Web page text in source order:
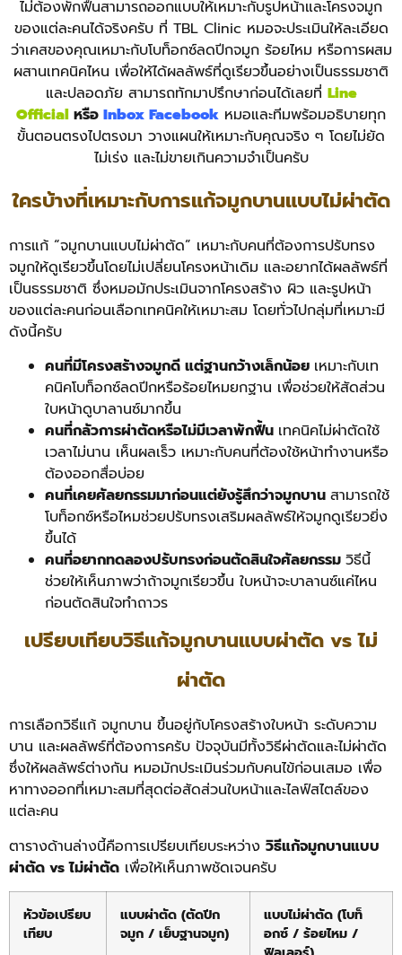
ไม่ต้องพักฟื้นสามารถออกแบบให้เหมาะกับรูปหน้าและโครงจมูก
ของแต่ละคนได้จริงครับ ที่ TBL Clinic หมอจะประเมินให้ละเอียด
ว่าเคสของคุณเหมาะกับโบท็อกซ์ลดปีกจมูก ร้อยไหม หรือการผสม
ผสานเทคนิคไหน เพื่อให้ได้ผลลัพธ์ที่ดูเรียวขึ้นอย่างเป็นธรรมชาติ
และปลอดภัย สามารถทักมาปรึกษาก่อนได้เลยที่ Line
Official หรือ Inbox Facebook หมอและทีมพร้อมอธิบายทุก
ขั้นตอนตรงไปตรงมา วางแผนให้เหมาะกับคุณจริง ๆ โดยไม่ยัด
ไม่เร่ง และไม่ขายเกินความจำเป็นครับ
ใครบ้างที่เหมาะกับการแก้จมูกบานแบบไม่ผ่าตัด
การแก้ “จมูกบานแบบไม่ผ่าตัด” เหมาะกับคนที่ต้องการปรับทรง
จมูกให้ดูเรียวขึ้นโดยไม่เปลี่ยนโครงหน้าเดิม และอยากได้ผลลัพธ์ที่
เป็นธรรมชาติ ซึ่งหมอมักประเมินจากโครงสร้าง ผิว และรูปหน้า
ของแต่ละคนก่อนเลือกเทคนิคให้เหมาะสม โดยทั่วไปกลุ่มที่เหมาะมี
ดังนี้ครับ
คนที่มีโครงสร้างจมูกดี แต่ฐานกว้างเล็กน้อย เหมาะกับเท
คนิคโบท็อกซ์ลดปีกหรือร้อยไหมยกฐาน เพื่อช่วยให้สัดส่วน
ใบหน้าดูบาลานซ์มากขึ้น
คนที่กลัวการผ่าตัดหรือไม่มีเวลาพักฟื้น เทคนิคไม่ผ่าตัดใช้
เวลาไม่นาน เห็นผลเร็ว เหมาะกับคนที่ต้องใช้หน้าทำงานหรือ
ต้องออกสื่อบ่อย
คนที่เคยศัลยกรรมมาก่อนแต่ยังรู้สึกว่าจมูกบาน สามารถใช้
โบท็อกซ์หรือไหมช่วยปรับทรงเสริมผลลัพธ์ให้จมูกดูเรียวยิ่ง
ขึ้นได้
คนที่อยากทดลองปรับทรงก่อนตัดสินใจศัลยกรรม วิธีนี้
ช่วยให้เห็นภาพว่าถ้าจมูกเรียวขึ้น ใบหน้าจะบาลานซ์แค่ไหน
ก่อนตัดสินใจทำถาวร
เปรียบเทียบวิธีแก้จมูกบานแบบผ่าตัด vs ไม่
ผ่าตัด
การเลือกวิธีแก้ จมูกบาน ขึ้นอยู่กับโครงสร้างใบหน้า ระดับความ
บาน และผลลัพธ์ที่ต้องการครับ ปัจจุบันมีทั้งวิธีผ่าตัดและไม่ผ่าตัด
ซึ่งให้ผลลัพธ์ต่างกัน หมอมักประเมินร่วมกับคนไข้ก่อนเสมอ เพื่อ
หาทางออกที่เหมาะสมที่สุดต่อสัดส่วนใบหน้าและไลฟ์สไตล์ของ
แต่ละคน
ตารางด้านล่างนี้คือการเปรียบเทียบระหว่าง วิธีแก้จมูกบานแบบ
ผ่าตัด vs ไม่ผ่าตัด เพื่อให้เห็นภาพชัดเจนครับ
หัวข้อเปรียบ
เทียบ
แบบผ่าตัด (ตัดปีก
จมูก / เย็บฐานจมูก)
แบบไม่ผ่าตัด (โบท็
อกซ์ / ร้อยไหม /